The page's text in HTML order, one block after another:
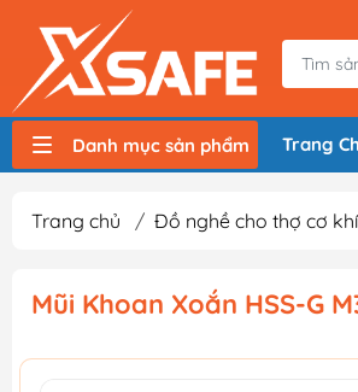
Danh mục sản phẩm Trang
Trang chủ / Đồ nghề cho thợ cơ khí
Mũi Khoan Xoắn HSS-G